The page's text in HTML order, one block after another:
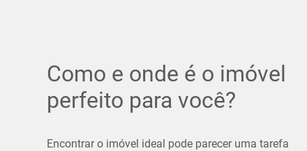
Como e onde é o imóvel
perfeito para você?
Encontrar o imóvel ideal pode parecer uma tarefa